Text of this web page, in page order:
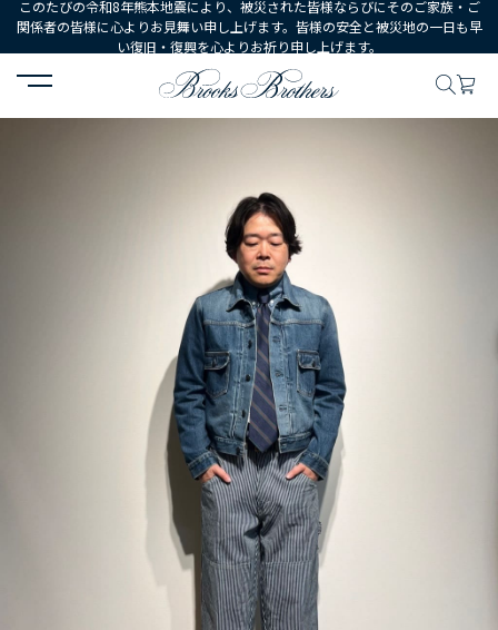
このたびの令和8年熊本地震により、被災された皆様ならびにそのご家族・ご
関係者の皆様に心よりお見舞い申し上げます。皆様の安全と被災地の一日も早
い復旧・復興を心よりお祈り申し上げます。
HOME コーディネート コーディネート詳細